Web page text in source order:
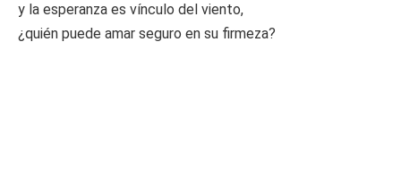
y la esperanza es vínculo del viento,
¿quién puede amar seguro en su firmeza?